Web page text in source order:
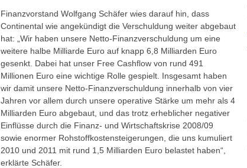
Finanzvorstand Wolfgang Schäfer wies darauf hin, dass
Continental wie angekündigt die Verschuldung weiter abgebaut
hat: „Wir haben unsere Netto-Finanzverschuldung um eine
weitere halbe Milliarde Euro auf knapp 6,8 Milliarden Euro
gesenkt. Dabei hat unser Free Cashflow von rund 491
Millionen Euro eine wichtige Rolle gespielt. Insgesamt haben
wir damit unsere Netto-Finanzverschuldung innerhalb von vier
Jahren vor allem durch unsere operative Stärke um mehr als 4
Milliarden Euro abgebaut, und das trotz erheblicher negativer
Einflüsse durch die Finanz- und Wirtschaftskrise 2008/09
sowie enormer Rohstoffkostensteigerungen, die uns kumuliert
2010 und 2011 mit rund 1,5 Milliarden Euro belastet haben“,
erklärte Schäfer.